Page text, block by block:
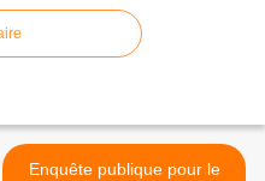
Enquête publique pour le